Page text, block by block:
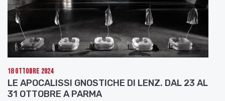
18 Ottobre 2024
LE APOCALISSI GNOSTICHE DI LENZ. DAL 23 AL
31 OTTOBRE A PARMA